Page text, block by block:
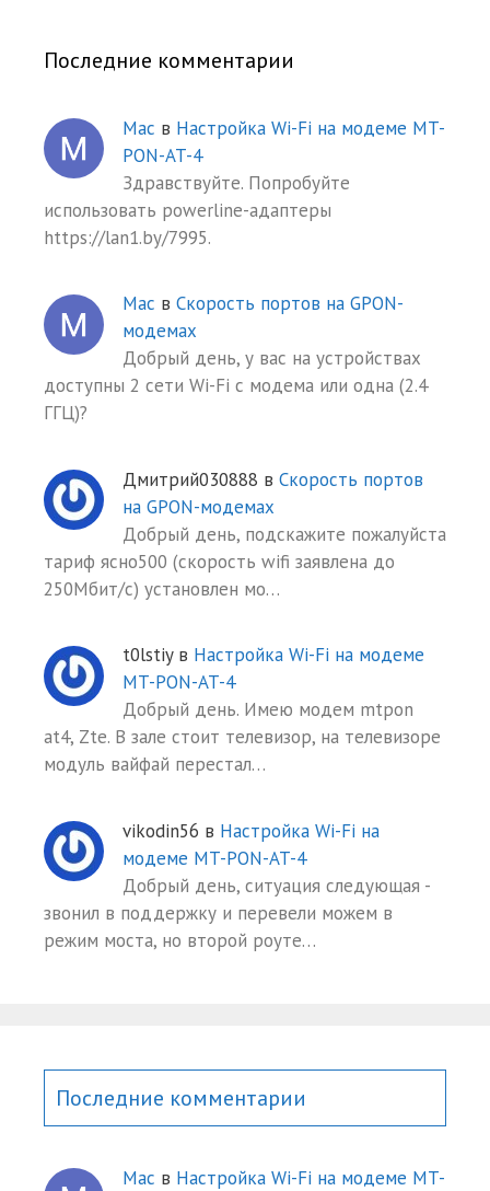
Последние комментарии
Mac в Настройка Wi-Fi на модеме MT-
PON-AT-4
Здравствуйте. Попробуйте
использовать powerline-адаптеры
https://lan1.by/7995.
Mac в Скорость портов на GPON-
модемах
Добрый день, у вас на устройствах
доступны 2 сети Wi-Fi с модема или одна (2.4
ГГЦ)?
Дмитрий030888 в Скорость портов
на GPON-модемах
Добрый день, подскажите пожалуйста
тариф ясно500 (скорость wifi заявлена до
250Мбит/с) установлен мо…
t0lstiy в Настройка Wi-Fi на модеме
MT-PON-AT-4
Добрый день. Имею модем mtpon
at4, Zte. В зале стоит телевизор, на телевизоре
модуль вайфай перестал…
vikodin56 в Настройка Wi-Fi на
модеме MT-PON-AT-4
Добрый день, ситуация следующая -
звонил в поддержку и перевели можем в
режим моста, но второй роуте…
Последние комментарии
Mac в Настройка Wi-Fi на модеме MT-